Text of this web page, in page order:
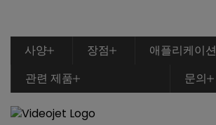
사양 장점 애플리케이션
관련 제품
문의